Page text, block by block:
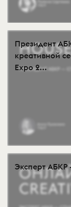
Президент
креативной
Expo 2...
Эксперт АБКР